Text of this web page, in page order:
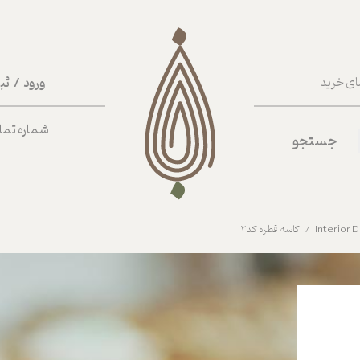
ورود /
حساب
تغییر
خرید
شماره تماس
جستجو
کاسه قطره کد2